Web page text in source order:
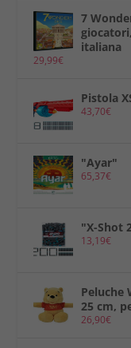
7
italiana
29,99€
Pistola
43,70€
"Ayar"
65,37€
"X-Shot
13,19€
Peluche
25 cm,
26,90€